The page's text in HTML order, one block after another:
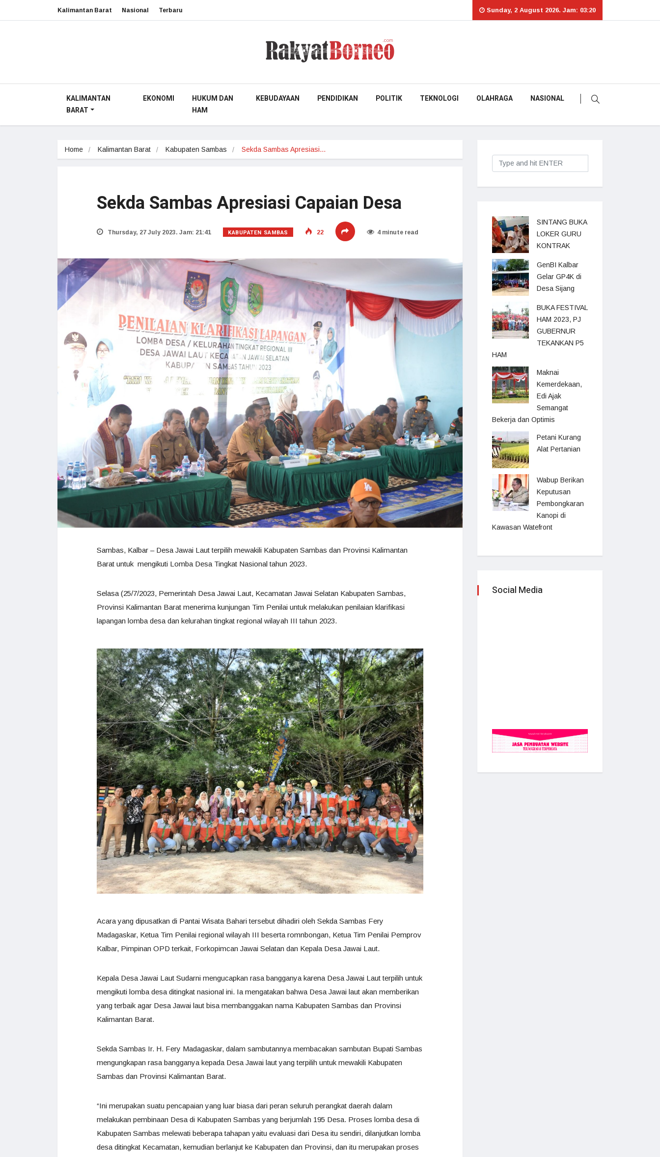
Kalimantan Barat Nasional Terbaru Sunday, 2 August 2026. Jam: 03:20
KALIMANTAN
BARAT
EKONOMI
HUKUM DAN
HAM
KEBUDAYAAN PENDIDIKAN POLITIK TEKNOLOGI OLAHRAGA NASIONAL
Home Kalimantan Barat Kabupaten Sambas Sekda Sambas Apresiasi…
Sekda Sambas Apresiasi Capaian Desa
Thursday, 27 July 2023. Jam: 21:41 KABUPATEN SAMBAS 22 4 minute read
Sambas, Kalbar – Desa Jawai Laut terpilih mewakili Kabupaten Sambas dan Provinsi Kalimantan
Barat untuk mengikuti Lomba Desa Tingkat Nasional tahun 2023.
Selasa (25/7/2023, Pemerintah Desa Jawai Laut, Kecamatan Jawai Selatan Kabupaten Sambas,
Provinsi Kalimantan Barat menerima kunjungan Tim Penilai untuk melakukan penilaian klarifikasi
lapangan lomba desa dan kelurahan tingkat regional wilayah III tahun 2023.
Acara yang dipusatkan di Pantai Wisata Bahari tersebut dihadiri oleh Sekda Sambas Fery
Madagaskar, Ketua Tim Penilai regional wilayah III beserta romnbongan, Ketua Tim Penilai Pemprov
Kalbar, Pimpinan OPD terkait, Forkopimcan Jawai Selatan dan Kepala Desa Jawai Laut.
Kepala Desa Jawai Laut Sudarni mengucapkan rasa bangganya karena Desa Jawai Laut terpilih untuk
mengikuti lomba desa ditingkat nasional ini. Ia mengatakan bahwa Desa Jawai laut akan memberikan
yang terbaik agar Desa Jawai laut bisa membanggakan nama Kabupaten Sambas dan Provinsi
Kalimantan Barat.
Sekda Sambas Ir. H. Fery Madagaskar, dalam sambutannya membacakan sambutan Bupati Sambas
mengungkapan rasa bangganya kepada Desa Jawai laut yang terpilih untuk mewakili Kabupaten
Sambas dan Provinsi Kalimantan Barat.
“Ini merupakan suatu pencapaian yang luar biasa dari peran seluruh perangkat daerah dalam
melakukan pembinaan Desa di Kabupaten Sambas yang berjumlah 195 Desa. Proses lomba desa di
Kabupaten Sambas melewati beberapa tahapan yaitu evaluasi dari Desa itu sendiri, dilanjutkan lomba
desa ditingkat Kecamatan, kemudian berlanjut ke Kabupaten dan Provinsi, dan itu merupakan proses
SINTANG BUKA
LOKER GURU
KONTRAK
GenBI Kalbar
Gelar GP4K di
Desa Sijang
BUKA FESTIVAL
HAM 2023, PJ
GUBERNUR
TEKANKAN P5
HAM
Maknai
Kemerdekaan,
Edi Ajak
Semangat
Bekerja dan Optimis
Petani Kurang
Alat Pertanian
Wabup Berikan
Keputusan
Pembongkaran
Kanopi di
Kawasan Watefront
Social Media